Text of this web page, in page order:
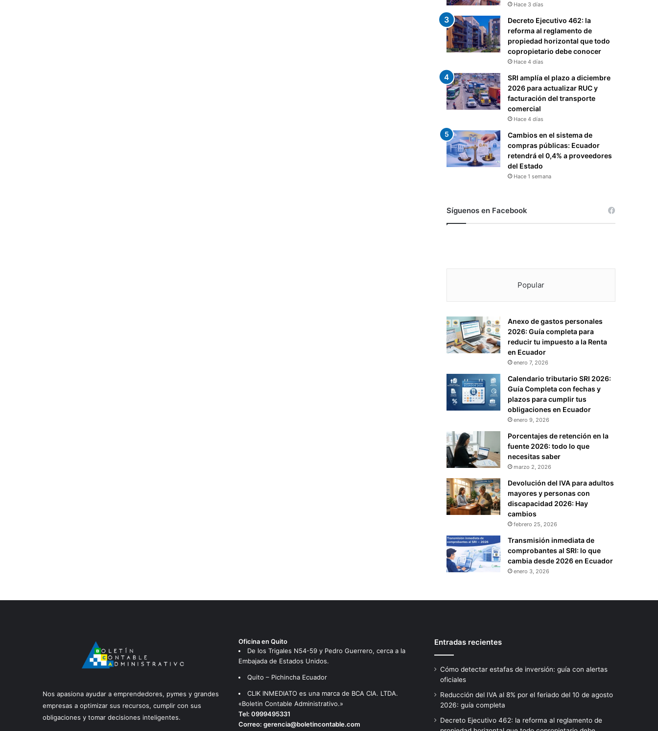
Hace 3 días
Decreto Ejecutivo 462: la
reforma al reglamento de
propiedad horizontal que todo
copropietario debe conocer
Hace 4 días
SRI amplía el plazo a diciembre
2026 para actualizar RUC y
facturación del transporte
comercial
Hace 4 días
Cambios en el sistema de
compras públicas: Ecuador
retendrá el 0,4% a proveedores
del Estado
Hace 1 semana
Síguenos en Facebook
Popular
Anexo de gastos personales
2026: Guía completa para
reducir tu impuesto a la Renta
en Ecuador
enero 7, 2026
Calendario tributario SRI 2026:
Guía Completa con fechas y
plazos para cumplir tus
obligaciones en Ecuador
enero 9, 2026
Porcentajes de retención en la
fuente 2026: todo lo que
necesitas saber
marzo 2, 2026
Devolución del IVA para adultos
mayores y personas con
discapacidad 2026: Hay
cambios
febrero 25, 2026
Transmisión inmediata de
comprobantes al SRI: lo que
cambia desde 2026 en Ecuador
enero 3, 2026
Nos apasiona ayudar a emprendedores, pymes y grandes
empresas a optimizar sus recursos, cumplir con sus
obligaciones y tomar decisiones inteligentes.
Oficina en Quito
De los Trigales N54-59 y Pedro Guerrero, cerca a la
Embajada de Estados Unidos.
Quito – Pichincha Ecuador
CLIK INMEDIATO es una marca de BCA CIA. LTDA.
«Boletin Contable Administrativo.»
Tel: 0999495331
Correo: gerencia@boletincontable.com
Entradas recientes
Cómo detectar estafas de inversión: guía con alertas
oficiales
Reducción del IVA al 8% por el feriado del 10 de agosto
2026: guía completa
Decreto Ejecutivo 462: la reforma al reglamento de